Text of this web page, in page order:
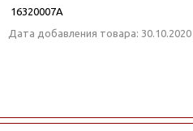
16320007А
Дата добавления товара: 30.10.2020